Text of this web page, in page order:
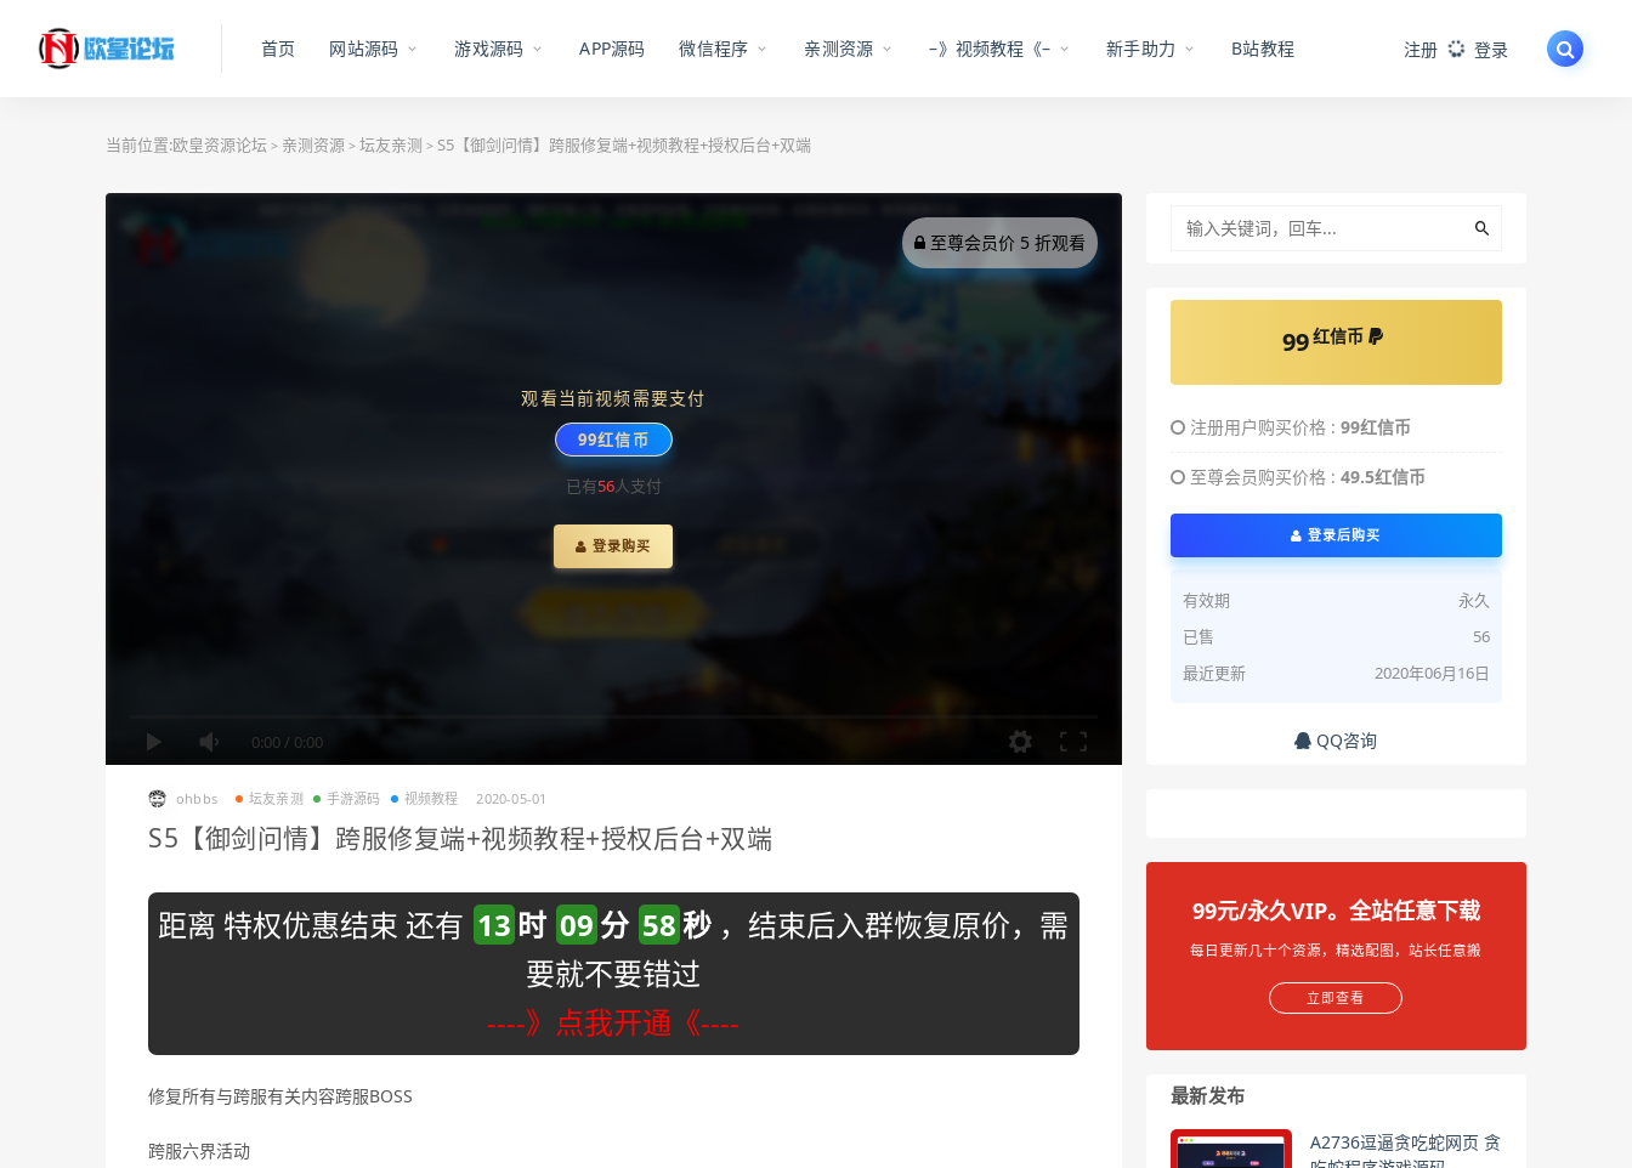
首页 网站源码 游戏源码 APP源码 微信程序 亲测资源 –》视频教程《– 新手助力 B站教程 注册 登录
当前位置:欧皇资源论坛 > 亲测资源 > 坛友亲测 > S5【御剑问情】跨服修复端+视频教程+授权后台+双端
至尊会员价 5 折观看
观看当前视频需要支付
99红信币
已有56人支付
登录购买
0:00/ 0:00
ohbbs 坛友亲测 手游源码 视频教程 2020-05-01
S5【御剑问情】跨服修复端+视频教程+授权后台+双端
距离 特权优惠结束 还有 13 时 09 分 56秒 ，结束后入群恢复原价，需
要就不要错过
----》点我开通《----
修复所有与跨服有关内容跨服BOSS
跨服六界活动
99红信币
注册用户购买价格 : 99红信币
至尊会员购买价格 : 49.5红信币
登录后购买
有效期
永久
已售
56
最近更新
2020年06月16日
QQ咨询
99元/永久VIP。全站任意下载
每日更新几十个资源，精选配图，站长任意搬
立即查看
最新发布
A2736逗逼贪吃蛇网页 贪